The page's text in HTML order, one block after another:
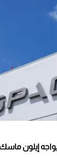
يواجه إيلون